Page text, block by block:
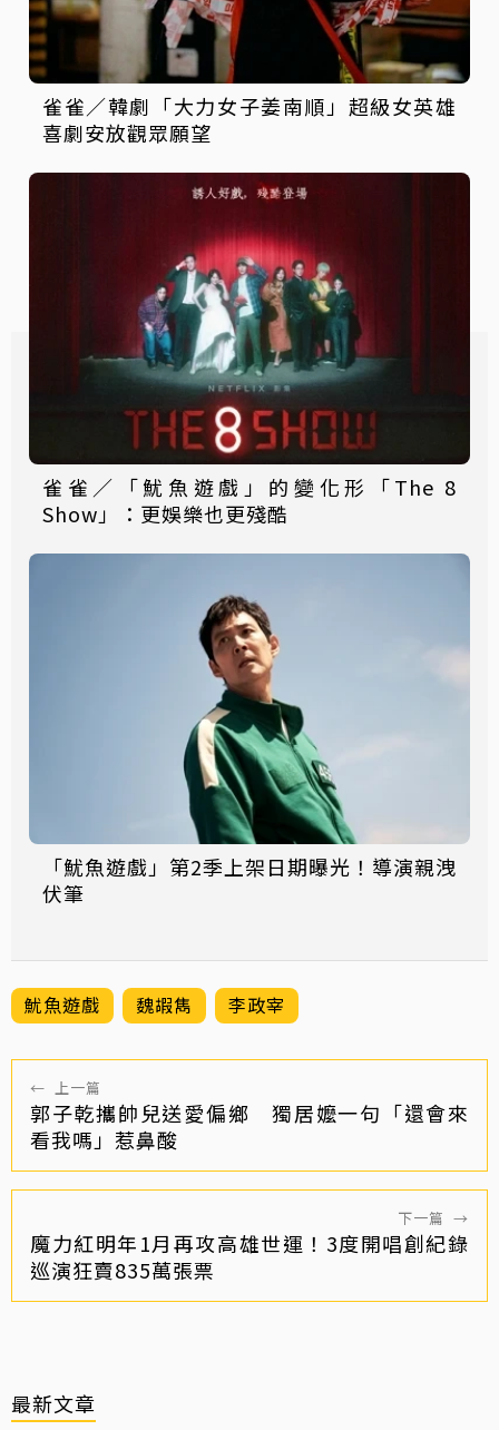
雀雀／韓劇「大力女子姜南順」超級女英雄
喜劇安放觀眾願望
雀雀／「魷魚遊戲」的變化形「The 8
Show」：更娛樂也更殘酷
「魷魚遊戲」第2季上架日期曝光！導演親洩
伏筆
魷魚遊戲 魏嘏雋 李政宰
← 上一篇
郭子乾攜帥兒送愛偏鄉 獨居嬤一句「還會來
看我嗎」惹鼻酸
下一篇 →
魔力紅明年1月再攻高雄世運！3度開唱創紀錄
巡演狂賣835萬張票
最新文章